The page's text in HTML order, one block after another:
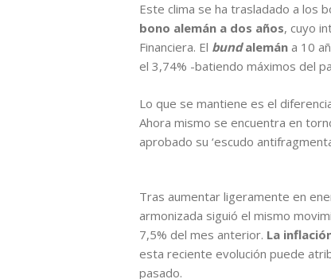
Este clima se ha trasladado a los
bono alemán a dos años, cuyo
Financiera. El bundalemán a 10
el 3,74% -batiendo máximos del
Lo que se mantiene es el
Ahora mismo se encuentra en
aprobado su ‘escudo
Tras aumentar ligeramente en
armonizada siguió el mismo
7,5% del mes anterior. La
esta reciente evolución puede
pasado.